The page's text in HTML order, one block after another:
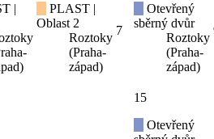
|
PLAST |
Oblast 2
Roztoky
(Praha-
západ)
7
Otevřený
sběrný dvůr
Roztoky
(Praha-
západ)
15
Otevřený